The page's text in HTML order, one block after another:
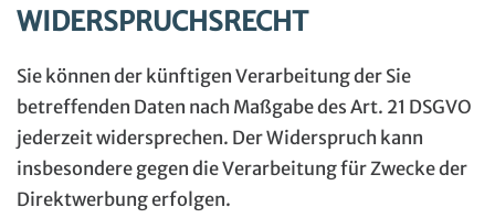
WIDERSPRUCHSRECHT
Sie können der künftigen Verarbeitung der Sie
betreffenden Daten nach Maßgabe des Art. 21 DSGVO
jederzeit widersprechen. Der Widerspruch kann
insbesondere gegen die Verarbeitung für Zwecke der
Direktwerbung erfolgen.